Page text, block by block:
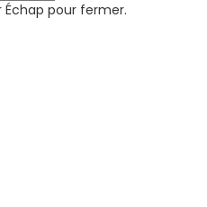
pour fermer.